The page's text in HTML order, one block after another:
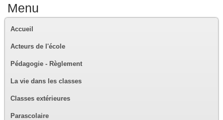
Menu
Accueil
Acteurs de l'école
Pédagogie - Règlement
La vie dans les classes
Classes extérieures
Parascolaire